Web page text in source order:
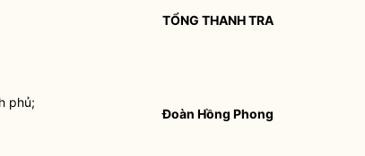
phủ;
TỔNG THANH TRA
Đoàn Hồng Phong